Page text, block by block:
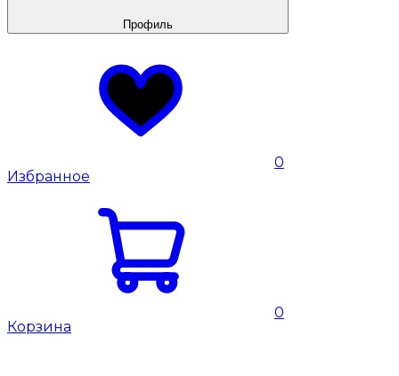
Профиль
0
Избранное
0
Корзина